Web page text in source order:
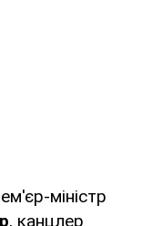
міністр
, канцлер